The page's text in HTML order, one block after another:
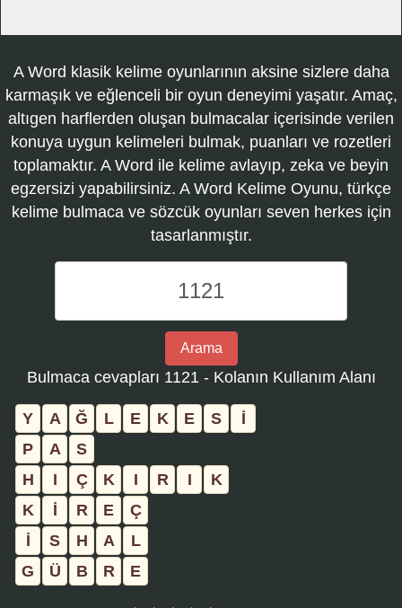
A Word klasik kelime oyunlarının aksine sizlere daha
karmaşık ve eğlenceli bir oyun deneyimi yaşatır. Amaç,
altıgen harflerden oluşan bulmacalar içerisinde verilen
konuya uygun kelimeleri bulmak, puanları ve rozetleri
toplamaktır. A Word ile kelime avlayıp, zeka ve beyin
egzersizi yapabilirsiniz. A Word Kelime Oyunu, türkçe
kelime bulmaca ve sözcük oyunları seven herkes için
tasarlanmıştır.
Word
Kelime
Oyunu
bulmaca
girin
ve
tıklayın:
Arama
Bulmaca cevapları 1121 - Kolanın Kullanım Alanı
Y A Ğ L E K E S
İ
P
A
S
H
I Ç K I R I
K
K
İ R E
Ç
İ
S H A
L
G
Ü B R E